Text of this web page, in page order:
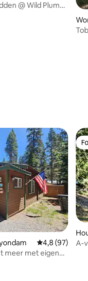
@ Wild Plumas
Gemiddelde
4,8 (97)
meer met eigen
A-